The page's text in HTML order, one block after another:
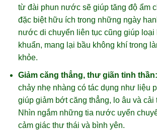
từ đài phun nước sẽ giúp tăng độ ẩm
đặc biệt hữu ích trong những ngày
nước di chuyển liên tục cũng giúp loại
khuẩn, mang lại bầu không khí trong
khỏe.
Giảm căng thẳng, thư giãn tinh thần:
chảy nhẹ nhàng có tác dụng như liệu
giúp giảm bớt căng thẳng, lo âu và cải
Nhìn ngắm những tia nước uyển
cảm giác thư thái và bình yên.